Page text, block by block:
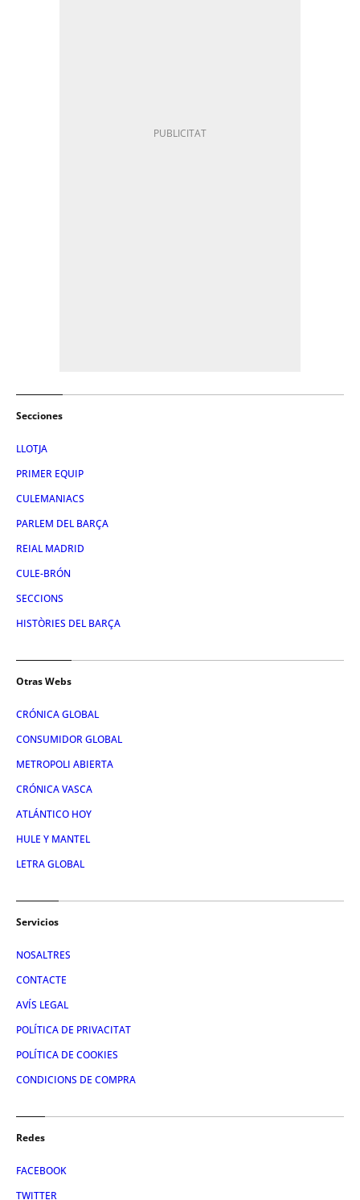
Secciones
LLOTJA
PRIMER EQUIP
CULEMANIACS
PARLEM DEL BARÇA
REIAL MADRID
CULE-BRÓN
SECCIONS
HISTÒRIES DEL BARÇA
Otras Webs
CRÓNICA GLOBAL
CONSUMIDOR GLOBAL
METROPOLI ABIERTA
CRÓNICA VASCA
ATLÁNTICO HOY
HULE Y MANTEL
LETRA GLOBAL
Servicios
NOSALTRES
CONTACTE
AVÍS LEGAL
POLÍTICA DE PRIVACITAT
POLÍTICA DE COOKIES
CONDICIONS DE COMPRA
Redes
FACEBOOK
TWITTER